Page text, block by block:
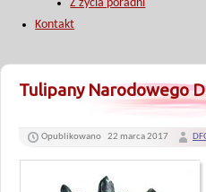
Z życia poradni
Kontakt
Tulipany Narodowego
Opublikowano 22 marca 2017